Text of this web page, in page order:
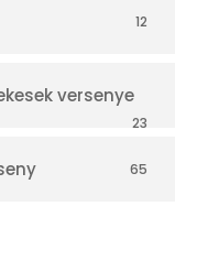
12
versenye
23
65